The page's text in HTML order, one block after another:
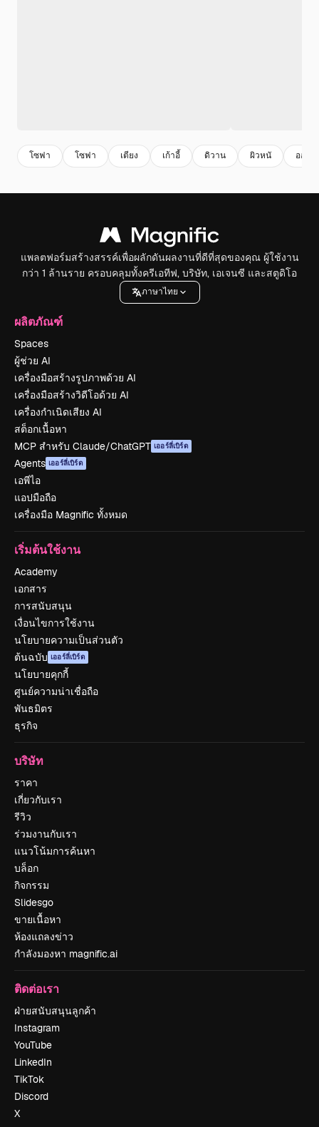
โซฟา โซฟา เตียง เก้าอี้ ดิวาน ผิวหนั ออตโ
แพลตฟอร์มสร้างสรรค์เพื่อผลักดันผลงานที่ดีที่สุดของคุณ ผู้ใช้งาน
กว่า 1 ล้านราย ครอบคลุมทั้งครีเอทีฟ, บริษัท, เอเจนซี และสตูดิโอ
ภาษาไทย
ผลิตภัณฑ์
Spaces
ผู้ช่วย AI
เครื่องมือสร้างรูปภาพด้วย AI
เครื่องมือสร้างวิดีโอด้วย AI
เครื่องกำเนิดเสียง AI
สต็อกเนื้อหา
MCP สำหรับ Claude/ChatGPT เออร์ลี่เบิร์ด
Agents เออร์ลี่เบิร์ด
เอพีไอ
แอปมือถือ
เครื่องมือ Magnific ทั้งหมด
เริ่มต้นใช้งาน
Academy
เอกสาร
การสนับสนุน
เงื่อนไขการใช้งาน
นโยบายความเป็นส่วนตัว
ต้นฉบับ เออร์ลี่เบิร์ด
นโยบายคุกกี้
ศูนย์ความน่าเชื่อถือ
พันธมิตร
ธุรกิจ
บริษัท
ราคา
เกี่ยวกับเรา
รีวิว
ร่วมงานกับเรา
แนวโน้มการค้นหา
บล็อก
กิจกรรม
Slidesgo
ขายเนื้อหา
ห้องแถลงข่าว
กำลังมองหา magnific.ai
ติดต่อเรา
ฝ่ายสนับสนุนลูกค้า
Instagram
YouTube
LinkedIn
TikTok
Discord
X